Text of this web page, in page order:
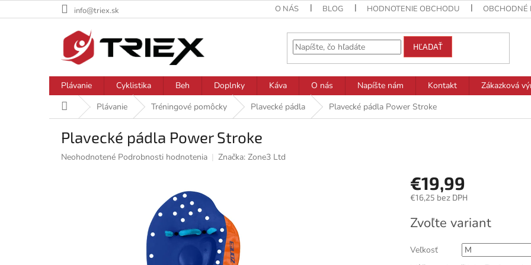
na
info@triex.sk O NÁS BLOG HODNOTENIE OBCHODU OBCHODNÉ
HĽADAŤ
Plávanie Cyklistika Beh Doplnky Káva O nás Napíšte nám Kontakt
Zákazková
DomovPlávanie Tréningové pomôcky Plavecké pádla Plavecké pádla Power Stroke
Plavecké pádla Power Stroke
Priemerné
Neohodnotené Podrobnosti hodnotenia Značka: Zone3 Ltd
€19,99
€16,25 bez DPH
cena:
Zvoľte variant
Veľkosť